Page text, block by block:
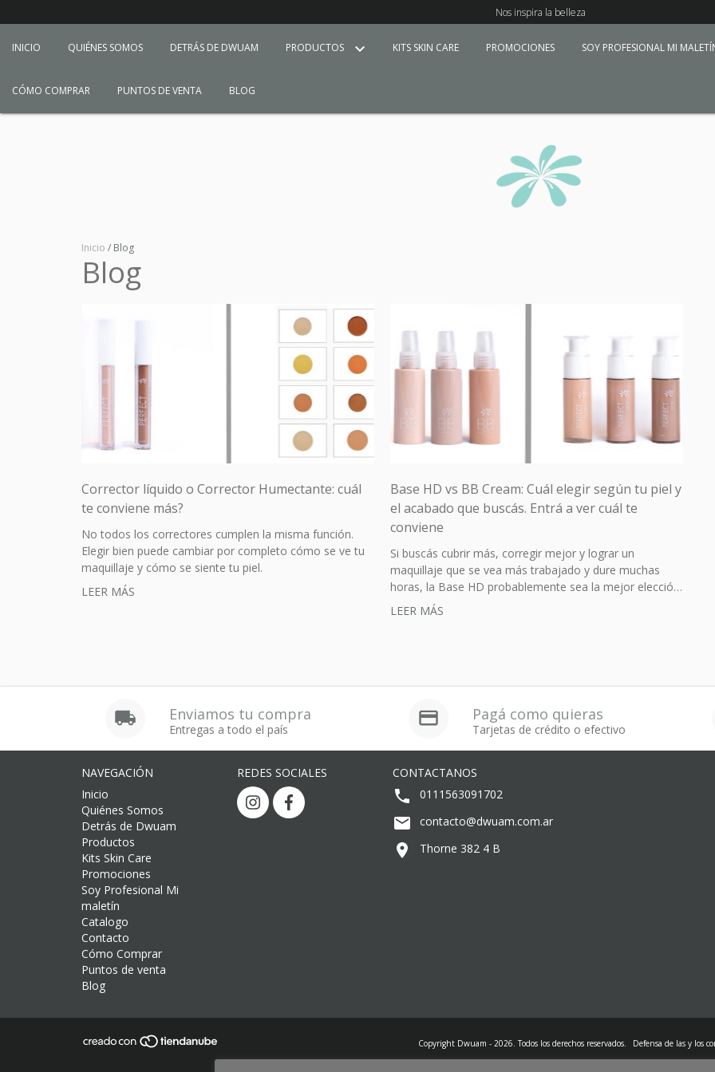
Nos inspira la belleza
INICIO QUIÉNES SOMOS DETRÁS DE DWUAM PRODUCTOS KITS SKIN CARE PROMOCIONES SOY PROFESIONAL MI
CÓMO COMPRAR PUNTOS DE VENTA BLOG
Inicio / Blog
Blog
Corrector líquido o Corrector Humectante: cuál
te conviene más?
No todos los correctores cumplen la misma función.
Elegir bien puede cambiar por completo cómo se ve tu
maquillaje y cómo se siente tu piel.
LEER MÁS
Base HD vs BB Cream: Cuál elegir según tu piel y
el acabado que buscás. Entrá a ver cuál te
conviene
Si buscás cubrir más, corregir mejor y lograr un
maquillaje que se vea más trabajado y dure muchas
horas, la Base HD probablemente sea la mejor elección.
Si preferís un producto más fresco, práctico y versátil
para uso diario, con un efecto más natural y enfocado
LEER MÁS
Enviamos tu compra
Entregas a todo el país
Pagá como quieras
Tarjetas de crédito o efectivo
NAVEGACIÓN
Inicio
Quiénes Somos
Detrás de Dwuam
Productos
Kits Skin Care
Promociones
Soy Profesional Mi
maletín
Catalogo
Contacto
Cómo Comprar
Puntos de venta
Blog
REDES SOCIALES
CONTACTANOS
0111563091702
contacto@dwuam.com.ar
Thorne 382 4 B
Copyright Dwuam - 2026. Todos los derechos reservados. Defensa de las y los